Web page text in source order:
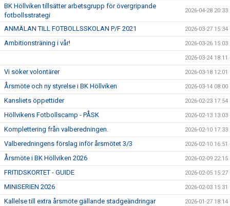
BK Höllviken tillsätter arbetsgrupp för övergripande
fotbollsstrategi
2026-04-28 20:33
ANMÄLAN TILL FOTBOLLSSKOLAN P/F 2021 2026-03-27 15:34
Ambitionsträning i vår! 2026-03-26 15:03
2026-03-24 18:11
Vi söker volontärer 2026-03-18 12:01
Årsmöte och ny styrelse i BK Höllviken 2026-03-14 08:00
Kansliets öppettider 2026-02-23 17:54
Höllvikens Fotbollscamp - PÅSK 2026-02-13 13:03
Komplettering från valberedningen. 2026-02-10 17:33
Valberedningens förslag inför årsmötet 3/3 2026-02-10 16:51
Årsmöte i BK Höllviken 2026 2026-02-09 22:15
FRITIDSKORTET - GUIDE 2026-02-05 15:27
MINISERIEN 2026 2026-02-03 15:31
Kallelse till extra årsmöte gällande stadgeändringar 2026-01-27 18:14